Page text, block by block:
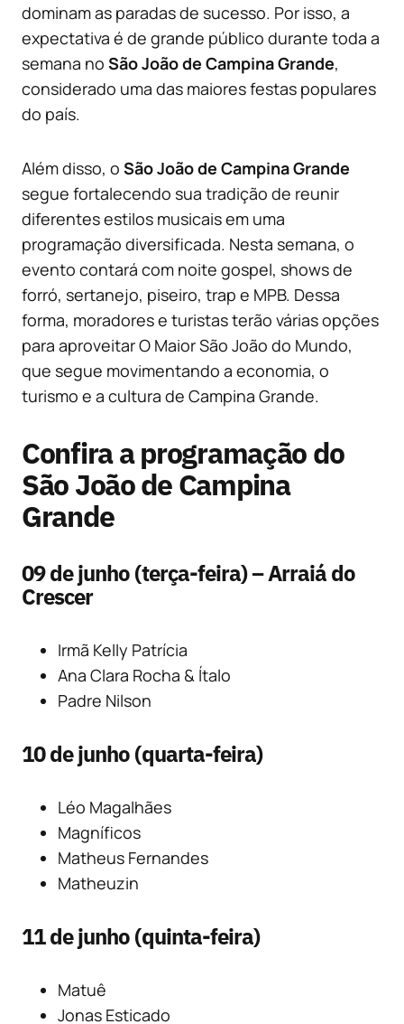
dominam as paradas de sucesso. Por isso, a
expectativa é de grande público durante toda a
semana no São João de Campina Grande,
considerado uma das maiores festas populares
do país.
Além disso, o São João de Campina Grande
segue fortalecendo sua tradição de reunir
diferentes estilos musicais em uma
programação diversificada. Nesta semana, o
evento contará com noite gospel, shows de
forró, sertanejo, piseiro, trap e MPB. Dessa
forma, moradores e turistas terão várias opções
para aproveitar O Maior São João do Mundo,
que segue movimentando a economia, o
turismo e a cultura de Campina Grande.
Confira a programação do
São João de Campina
Grande
09 de junho (terça-feira) – Arraiá do
Crescer
Irmã Kelly Patrícia
Ana Clara Rocha & Ítalo
Padre Nilson
10 de junho (quarta-feira)
Léo Magalhães
Magníficos
Matheus Fernandes
Matheuzin
11 de junho (quinta-feira)
Matuê
Jonas Esticado